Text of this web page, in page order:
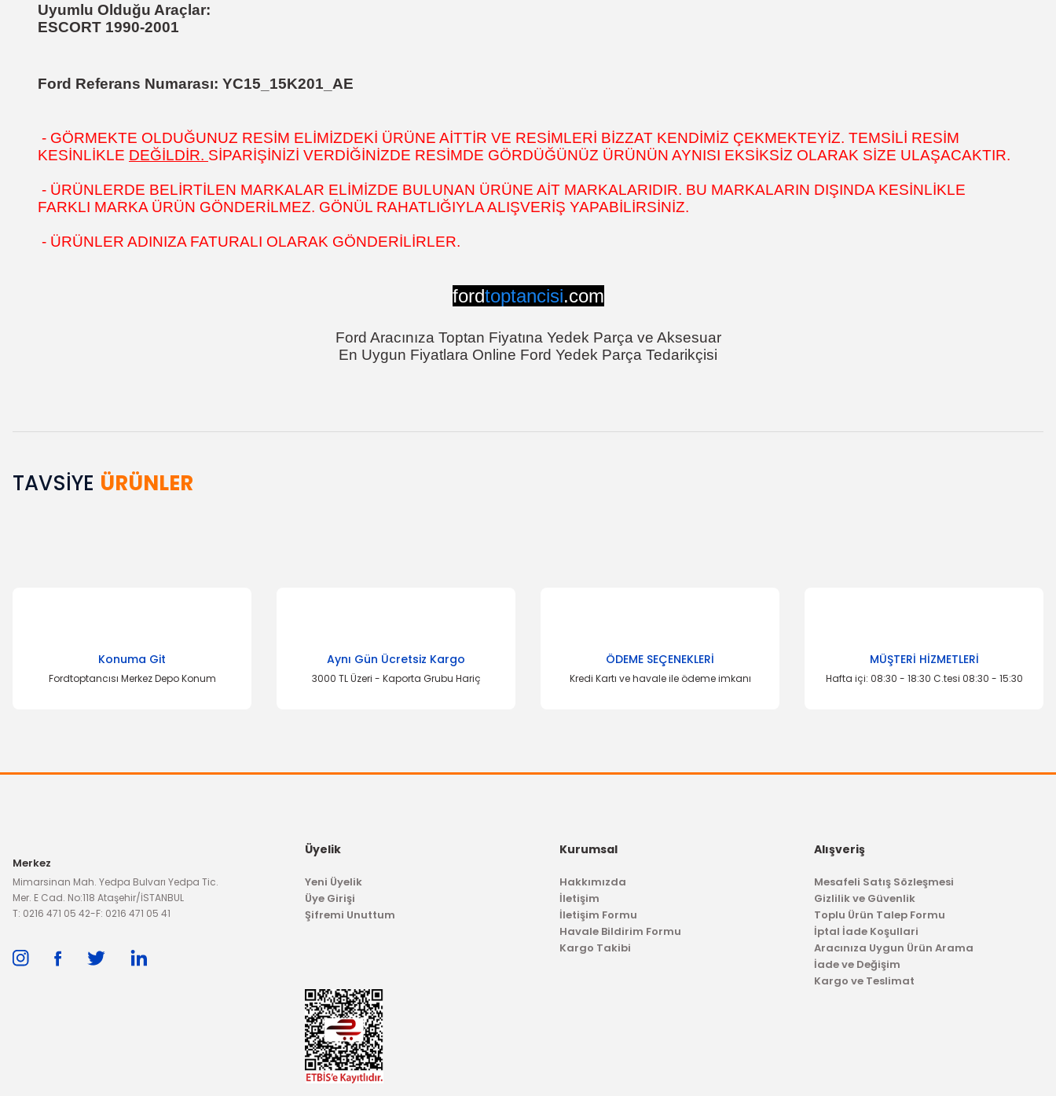
Uyumlu Olduğu Araçlar:
ESCORT 1990-2001
Ford Referans Numarası: YC15_15K201_AE
- GÖRMEKTE OLDUĞUNUZ RESİM ELİMİZDEKİ ÜRÜNE AİTTİR VE RESİMLERİ BİZZAT KENDİMİZ ÇEKMEKTEYİZ. TEMSİLİ RESİM
KESİNLİKLE DEĞİLDİR. SİPARİŞİNİZİ VERDİĞİNİZDE RESİMDE GÖRDÜĞÜNÜZ ÜRÜNÜN AYNISI EKSİKSİZ OLARAK SİZE ULAŞACAKTIR.
- ÜRÜNLERDE BELİRTİLEN MARKALAR ELİMİZDE BULUNAN ÜRÜNE AİT MARKALARIDIR. BU MARKALARIN DIŞINDA KESİNLİKLE
FARKLI MARKA ÜRÜN GÖNDERİLMEZ. GÖNÜL RAHATLIĞIYLA ALIŞVERİŞ YAPABİLİRSİNİZ.
- ÜRÜNLER ADINIZA FATURALI OLARAK GÖNDERİLİRLER.
fordtoptancisi.com
Ford Aracınıza Toptan Fiyatına Yedek Parça ve Aksesuar
En Uygun Fiyatlara Online Ford Yedek Parça Tedarikçisi
Bu ürünün fiyat bilgisi, resim, ürün açıklamalarında ve diğer konularda yetersiz gördüğünüz noktaları öneri formunu kullanarak tarafımıza iletebilirsiniz.
TAVSİYE ÜRÜNLER
Hava Filtresi Escort 1990-1995
357,89 TL
İTHAL ÜRÜN
Rotil Escort
Konuma Git
Fordtoptancısı Merkez Depo Konum
Aynı Gün Ücretsiz Kargo
3000 TL Üzeri - Kaporta Grubu Hariç
ÖDEME SEÇENEKLERİ
Kredi Kartı ve havale ile ödeme imkanı
MÜŞTERİ HİZMETLERİ
Hafta içi: 08:30 - 18:30 C.tesi 08:30 - 15:30
Merkez
Mimarsinan Mah. Yedpa Bulvarı Yedpa Tic.
Mer. E Cad. No:118 Ataşehir/İSTANBUL
T: 0216 471 05 42-F: 0216 471 05 41
Üyelik
Yeni Üyelik
Üye Girişi
Şifremi Unuttum
Kurumsal
Hakkımızda
İletişim
İletişim Formu
Havale Bildirim Formu
Kargo Takibi
Alışveriş
Mesafeli Satış Sözleşmesi
Gizlilik ve Güvenlik
Toplu Ürün Talep Formu
İptal İade Koşullari
Aracınıza Uygun Ürün Arama
İade ve Değişim
Kargo ve Teslimat